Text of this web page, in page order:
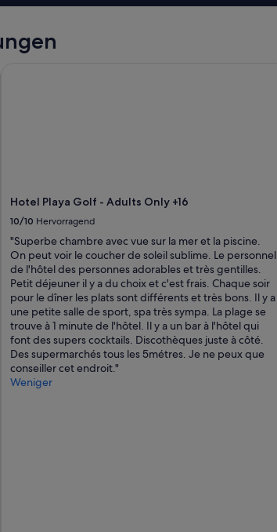
Hotel Playa Golf - Adults Only +16
10/10 Hervorragend
"Superbe chambre avec vue sur la mer et la piscine.
On peut voir le coucher de soleil sublime. Le personnel
de l'hôtel des personnes adorables et très gentilles.
Petit déjeuner il y a du choix et c'est frais. Chaque soir
pour le dîner les plats sont différents et très bons. Il y a
une petite salle de sport, spa très sympa. La plage se
trouve à 1 minute de l'hôtel. Il y a un bar à l'hôtel qui
font des supers cocktails. Discothèques juste à côté.
Des supermarchés tous les 5métres. Je ne peux que
conseiller cet endroit."
Weniger